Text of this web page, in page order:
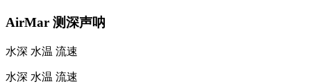
AirMar 测深声呐
水深 水温 流速
水深 水温 流速